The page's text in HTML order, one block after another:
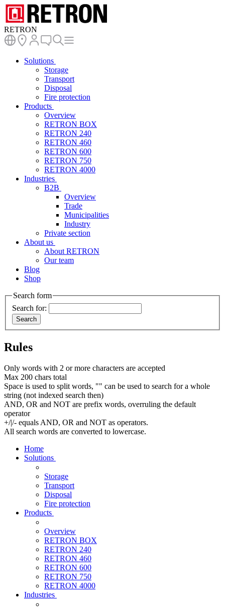
RETRON
Solutions
Storage
Transport
Disposal
Fire protection
Products
Overview
RETRON BOX
RETRON 240
RETRON 460
RETRON 600
RETRON 750
RETRON 4000
Industries
B2B
Overview
Trade
Municipalities
Industry
Private section
About us
About RETRON
Our team
Blog
Shop
Search form
Search for:
Rules
Only words with 2 or more characters are accepted
Max 200 chars total
Space is used to split words, "" can be used to search for a whole
string (not indexed search then)
AND, OR and NOT are prefix words, overruling the default
operator
+/|/- equals AND, OR and NOT as operators.
All search words are converted to lowercase.
Home
Solutions
Storage
Transport
Disposal
Fire protection
Products
Overview
RETRON BOX
RETRON 240
RETRON 460
RETRON 600
RETRON 750
RETRON 4000
Industries